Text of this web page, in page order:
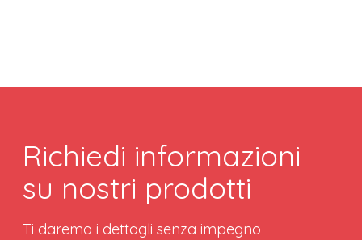
Richiedi informazioni
su nostri prodotti
Ti daremo i dettagli senza impegno